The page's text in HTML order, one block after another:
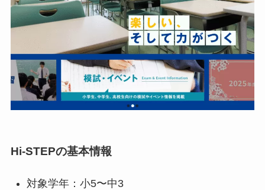
Hi-STEPの基本情報
対象学年：小5〜中3